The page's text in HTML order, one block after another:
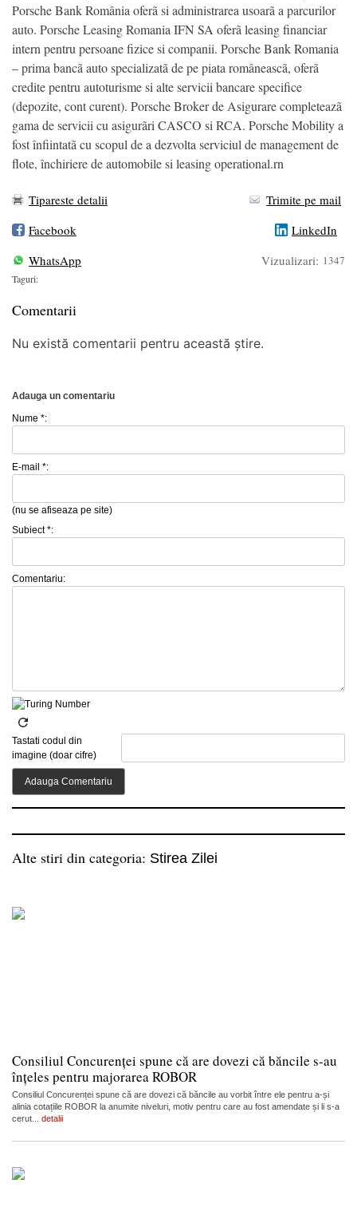
Porsche Bank România oferã si administrarea usoarã a parcurilor
auto. Porsche Leasing Romania IFN SA oferã leasing financiar
intern pentru persoane fizice si companii. Porsche Bank Romania
– prima bancã auto specializatã de pe piata româneascã, oferã
credite pentru autoturisme si alte servicii bancare specifice
(depozite, cont curent). Porsche Broker de Asigurare completeazã
gama de servicii cu asigurãri CASCO si RCA. Porsche Mobility a
fost înfiintatã cu scopul de a dezvolta serviciul de management de
flote, închiriere de automobile si leasing operational.rn
Tipareste detalii
Trimite pe mail
Facebook
LinkedIn
WhatsApp
Vizualizari: 1347
Taguri:
Comentarii
Nu există comentarii pentru această știre.
Adauga un comentariu
Nume *:
E-mail *:
(nu se afiseaza pe site)
Subiect *:
Comentariu:
Tastati codul din
imagine (doar cifre)
Alte stiri din categoria: Stirea Zilei
Consiliul Concurenței spune că are dovezi că băncile s-au
înțeles pentru majorarea ROBOR
Consiliul Concurenței spune că are dovezi că băncile au vorbit între ele pentru a-și
alinia cotațiile ROBOR la anumite niveluri, motiv pentru care au fost amendate și li s-a
cerut... detalii